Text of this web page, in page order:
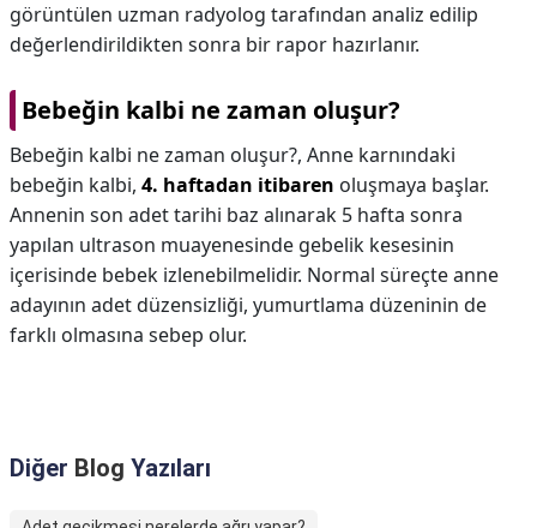
görüntülen uzman radyolog tarafından analiz edilip
değerlendirildikten sonra bir rapor hazırlanır.
Bebeğin kalbi ne zaman oluşur?
Bebeğin kalbi ne zaman oluşur?, Anne karnındaki
bebeğin kalbi, 4. haftadan itibaren oluşmaya başlar.
Annenin son adet tarihi baz alınarak 5 hafta sonra
yapılan ultrason muayenesinde gebelik kesesinin
içerisinde bebek izlenebilmelidir. Normal süreçte anne
adayının adet düzensizliği, yumurtlama düzeninin de
farklı olmasına sebep olur.
Diğer Blog Yazıları